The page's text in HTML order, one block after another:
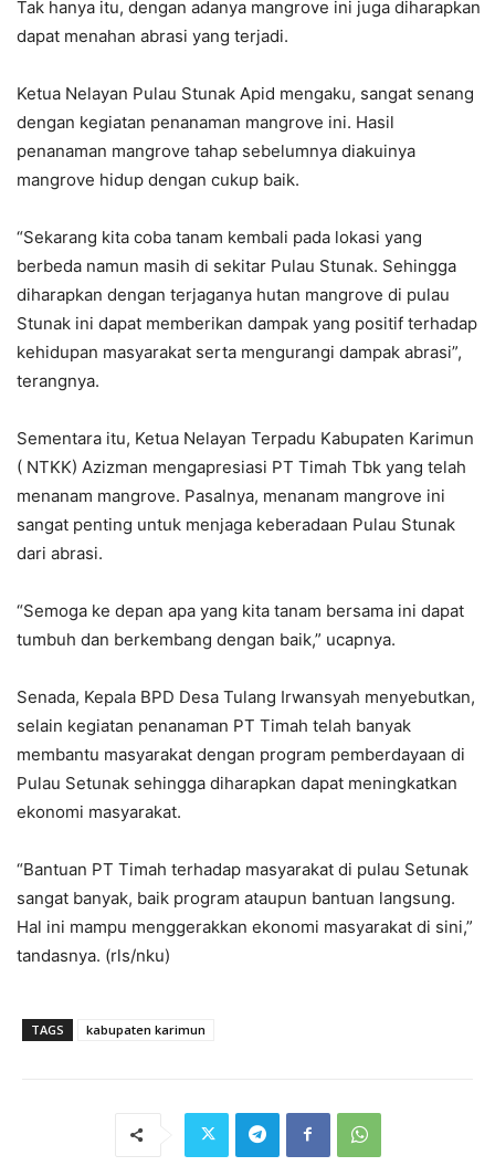
Tak hanya itu, dengan adanya mangrove ini juga diharapkan
dapat menahan abrasi yang terjadi.
Ketua Nelayan Pulau Stunak Apid mengaku, sangat senang
dengan kegiatan penanaman mangrove ini. Hasil
penanaman mangrove tahap sebelumnya diakuinya
mangrove hidup dengan cukup baik.
“Sekarang kita coba tanam kembali pada lokasi yang
berbeda namun masih di sekitar Pulau Stunak. Sehingga
diharapkan dengan terjaganya hutan mangrove di pulau
Stunak ini dapat memberikan dampak yang positif terhadap
kehidupan masyarakat serta mengurangi dampak abrasi”,
terangnya.
Sementara itu, Ketua Nelayan Terpadu Kabupaten Karimun
( NTKK) Azizman mengapresiasi PT Timah Tbk yang telah
menanam mangrove. Pasalnya, menanam mangrove ini
sangat penting untuk menjaga keberadaan Pulau Stunak
dari abrasi.
“Semoga ke depan apa yang kita tanam bersama ini dapat
tumbuh dan berkembang dengan baik,” ucapnya.
Senada, Kepala BPD Desa Tulang Irwansyah menyebutkan,
selain kegiatan penanaman PT Timah telah banyak
membantu masyarakat dengan program pemberdayaan di
Pulau Setunak sehingga diharapkan dapat meningkatkan
ekonomi masyarakat.
“Bantuan PT Timah terhadap masyarakat di pulau Setunak
sangat banyak, baik program ataupun bantuan langsung.
Hal ini mampu menggerakkan ekonomi masyarakat di sini,”
tandasnya. (rls/nku)
TAGS kabupaten karimun